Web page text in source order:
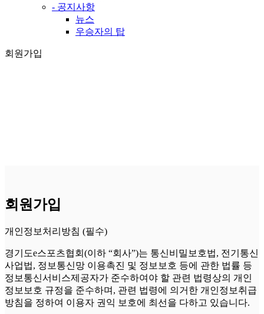
- 공지사항
뉴스
우승자의 탑
회원가입
회원가입
개인정보처리방침 (필수)
경기도e스포츠협회(이하 “회사”)는 통신비밀보호법, 전기통신
사업법, 정보통신망 이용촉진 및 정보보호 등에 관한 법률 등
정보통신서비스제공자가 준수하여야 할 관련 법령상의 개인
정보보호 규정을 준수하며, 관련 법령에 의거한 개인정보취급
방침을 정하여 이용자 권익 보호에 최선을 다하고 있습니다.